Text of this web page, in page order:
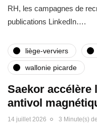
RH, les campagnes de
publications LinkedIn….
liège-verviers
wallonie picarde
Saekor accélère
antivol
14 juillet 2026 3 Minute(s)